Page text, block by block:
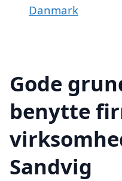
Danmark
Gode
benytte
Sandvig